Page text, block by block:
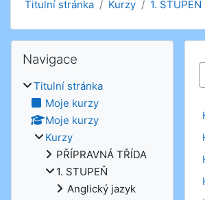
Titulní stránka Kurzy 1. STUPEŇ
Navigace
Titulní stránka
Moje kurzy
Moje kurzy
Kurzy
PŘÍPRAVNÁ TŘÍDA
1. STUPEŇ
Anglický jazyk